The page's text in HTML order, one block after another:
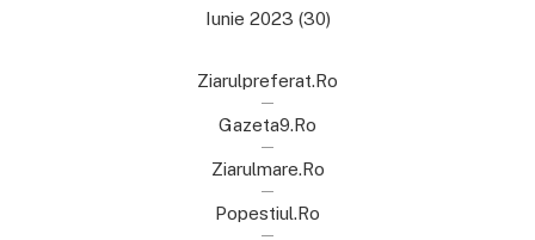
Iunie 2023 (30)
Ziarulpreferat.ro
Gazeta9.ro
Ziarulmare.ro
Popestiul.ro